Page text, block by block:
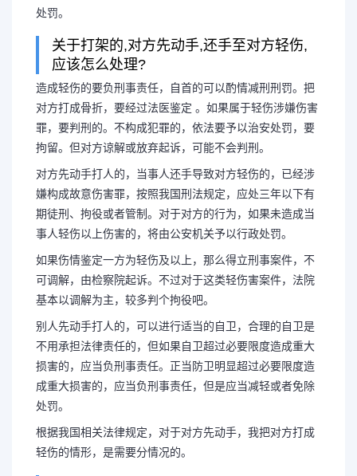
处罚。
关于打架的,对方先动手,还手至对方轻伤,
应该怎么处理?
造成轻伤的要负刑事责任，自首的可以酌情减刑刑罚。把
对方打成骨折，要经过法医鉴定 。如果属于轻伤涉嫌伤害
罪，要判刑的。不构成犯罪的，依法要予以治安处罚，要
拘留。但对方谅解或放弃起诉，可能不会判刑。
对方先动手打人的，当事人还手导致对方轻伤的，已经涉
嫌构成故意伤害罪，按照我国刑法规定，应处三年以下有
期徒刑、拘役或者管制。对于对方的行为，如果未造成当
事人轻伤以上伤害的，将由公安机关予以行政处罚。
如果伤情鉴定一方为轻伤及以上，那么得立刑事案件，不
可调解，由检察院起诉。不过对于这类轻伤害案件，法院
基本以调解为主，较多判个拘役吧。
别人先动手打人的，可以进行适当的自卫，合理的自卫是
不用承担法律责任的，但如果自卫超过必要限度造成重大
损害的，应当负刑事责任。正当防卫明显超过必要限度造
成重大损害的，应当负刑事责任，但是应当减轻或者免除
处罚。
根据我国相关法律规定，对于对方先动手，我把对方打成
轻伤的情形，是需要分情况的。
长按图片识别二维